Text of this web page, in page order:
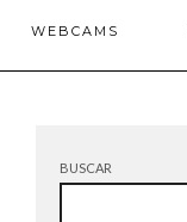
WEBCAMS
BUSCAR